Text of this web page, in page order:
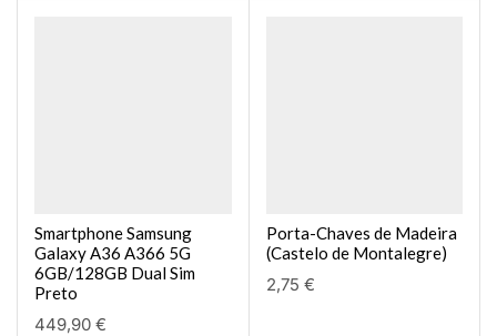
Smartphone Samsung
Galaxy A36 A366 5G
6GB/128GB Dual Sim
Preto
449,90 €
Porta-Chaves de Madeira
(Castelo de Montalegre)
2,75 €